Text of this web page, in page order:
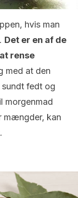
hvis man
Det er en af de
rense
med at den
fedt og
morgenmad
mængder, kan